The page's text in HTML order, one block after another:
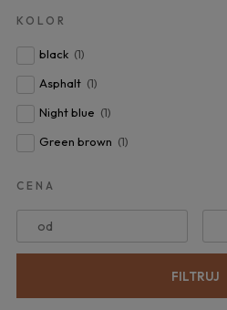
KOLOR
black (1)
Asphalt (1)
Night blue (1)
Green brown (1)
CENA
od
FILTRUJ